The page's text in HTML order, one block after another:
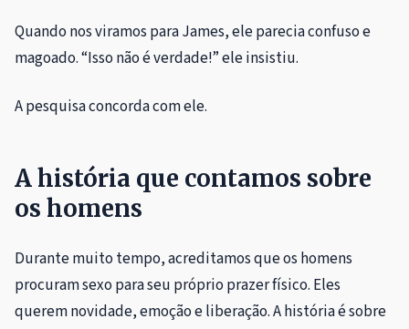
Quando nos viramos para James, ele parecia confuso e
magoado. “Isso não é verdade!” ele insistiu.
A pesquisa concorda com ele.
A história que contamos sobre
os homens
Durante muito tempo, acreditamos que os homens
procuram sexo para seu próprio prazer físico. Eles
querem novidade, emoção e liberação. A história é sobre